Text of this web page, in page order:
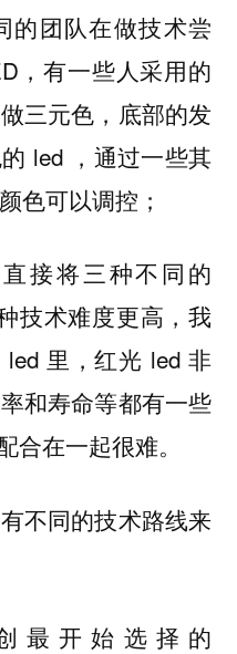
的团队在做技术尝
，有一些人采用的
三元色，底部的发
led ，通过一些其
色可以调控；
接将三种不同的
技术难度更高，我
里，红光 led 非
和寿命等都有一些
合在一起很难。
不同的技术路线来
最开始选择的